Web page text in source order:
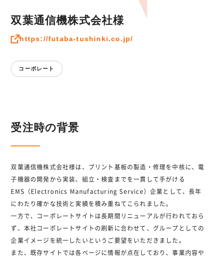
双葉通信機株式会社様
https://futaba-tushinki.co.jp/
コーポレート
受注時の背景
双葉通信機株式会社様は、プリント基板の製造・修理を中核に、電
子機器の開発から実装、組立・検査までを一貫して手がける
EMS（Electronics Manufacturing Service）企業として、長年
にわたり確かな技術と実績を積み重ねてこられました。
一方で、コーポレートサイトは長期間リニューアルが行われておら
ず、本社コーポレートサイトの刷新に合わせて、グループとしての
企業イメージを統一したいというご要望をいただきました。
また、既存サイトでは各ページに情報が点在しており、事業内容や